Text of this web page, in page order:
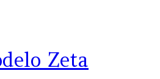
Zeta